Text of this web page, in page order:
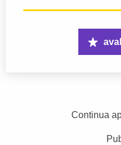
Continua